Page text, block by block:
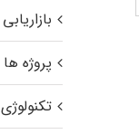
بازاریابی
پروژه ها
تکنولوژی